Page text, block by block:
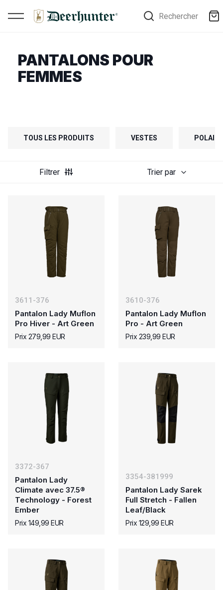
Rechercher
PANTALONS POUR
FEMMES
TOUS LES PRODUITS VESTES
Filtrer Trier par
3611-376
Pantalon Lady Muflon
Pro Hiver - Art Green
Prix 279,99 EUR
3610-376
Pantalon Lady Muflon
Pro - Art Green
Prix 239,99 EUR
3372-367
Pantalon Lady
Climate avec 37.5®
Technology - Forest
Ember
Prix 149,99 EUR
3354-381999
Pantalon Lady Sarek
Full Stretch - Fallen
Leaf/Black
Prix 129,99 EUR